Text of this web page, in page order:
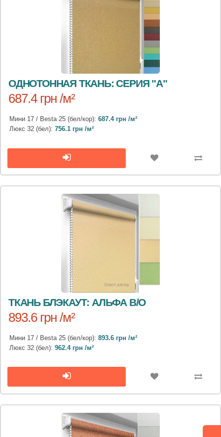
ОДНОТОННАЯ ТКАНЬ: СЕРИЯ "А"
687.4 грн /м²
Мини 17 / Besta 25 (бел/кор): 687.4 грн /м²
Люкс 32 (бел): 756.1 грн /м²
ТКАНЬ БЛЭКАУТ: АЛЬФА B/O
893.6 грн /м²
Мини 17 / Besta 25 (бел/кор): 893.6 грн /м²
Люкс 32 (бел): 962.4 грн /м²